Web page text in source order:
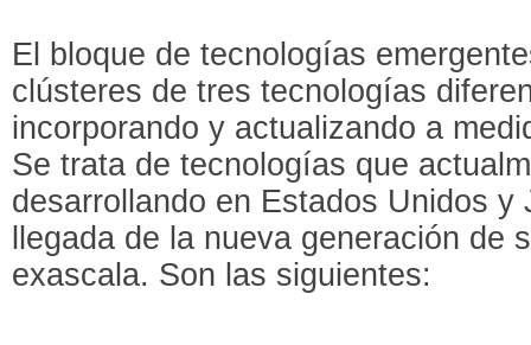
El bloque de tecnologías
clústeres de tres tecnologías
incorporando y actualizando a
Se trata de tecnologías que
desarrollando en Estados Unidos y
llegada de la nueva generación de
exascala. Son las siguientes: